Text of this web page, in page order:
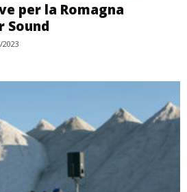
per la Romagna
Sound